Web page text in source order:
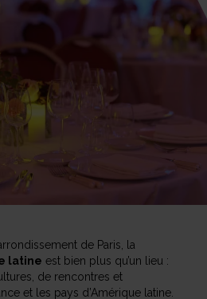
de Paris, la
latine est bien plus qu’un lieu :
de rencontres et
et les pays d’Amérique latine.